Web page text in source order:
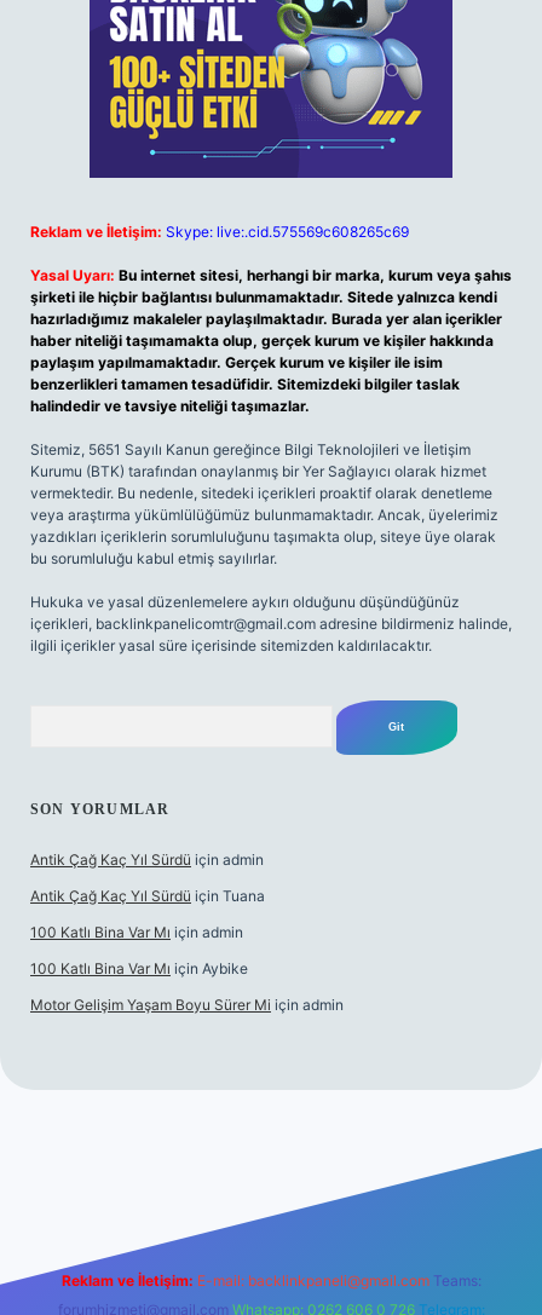
Reklam ve İletişim: Skype: live:.cid.575569c608265c69
Yasal Uyarı: Bu internet sitesi, herhangi bir marka, kurum veya şahıs
şirketi ile hiçbir bağlantısı bulunmamaktadır. Sitede yalnızca kendi
hazırladığımız makaleler paylaşılmaktadır. Burada yer alan içerikler
haber niteliği taşımamakta olup, gerçek kurum ve kişiler hakkında
paylaşım yapılmamaktadır. Gerçek kurum ve kişiler ile isim
benzerlikleri tamamen tesadüfidir. Sitemizdeki bilgiler taslak
halindedir ve tavsiye niteliği taşımazlar.
Sitemiz, 5651 Sayılı Kanun gereğince Bilgi Teknolojileri ve İletişim
Kurumu (BTK) tarafından onaylanmış bir Yer Sağlayıcı olarak hizmet
vermektedir. Bu nedenle, sitedeki içerikleri proaktif olarak denetleme
veya araştırma yükümlülüğümüz bulunmamaktadır. Ancak, üyelerimiz
yazdıkları içeriklerin sorumluluğunu taşımakta olup, siteye üye olarak
bu sorumluluğu kabul etmiş sayılırlar.
Hukuka ve yasal düzenlemelere aykırı olduğunu düşündüğünüz
içerikleri, backlinkpanelicomtr@gmail.com adresine bildirmeniz halinde,
ilgili içerikler yasal süre içerisinde sitemizden kaldırılacaktır.
SON YORUMLAR
Antik Çağ Kaç Yıl Sürdü için admin
Antik Çağ Kaç Yıl Sürdü için Tuana
100 Katlı Bina Var Mı için admin
100 Katlı Bina Var Mı için Aybike
Motor Gelişim Yaşam Boyu Sürer Mi için admin
Reklam ve İletişim: E-mail: backlinkpaneli@gmail.com Teams:
forumhizmeti@gmail.com Whatsapp: 0262 606 0 726 Telegram: